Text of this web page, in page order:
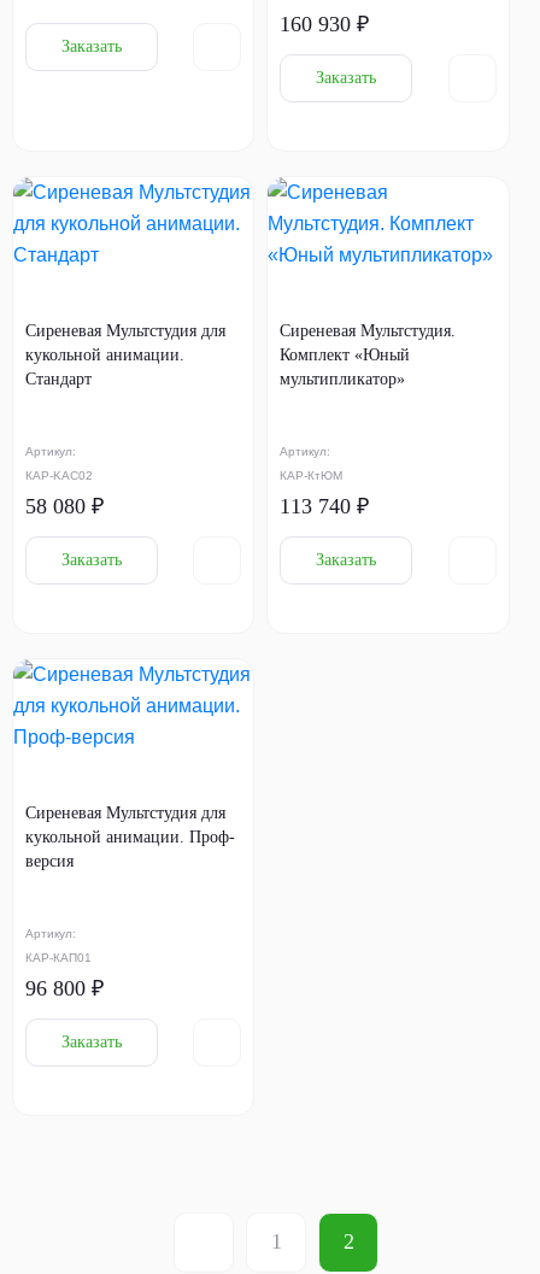
Заказать
160 930 ₽
Заказать
Артикул:
КАР-KAС02
Сиреневая Мультстудия для
кукольной анимации.
Стандарт
58 080 ₽
Заказать
Артикул:
КАР-КтЮМ
Сиреневая Мультстудия.
Комплект «Юный
мультипликатор»
113 740 ₽
Заказать
Артикул:
КАР-КАП01
Сиреневая Мультстудия для
кукольной анимации. Проф-
версия
96 800 ₽
Заказать
1 2